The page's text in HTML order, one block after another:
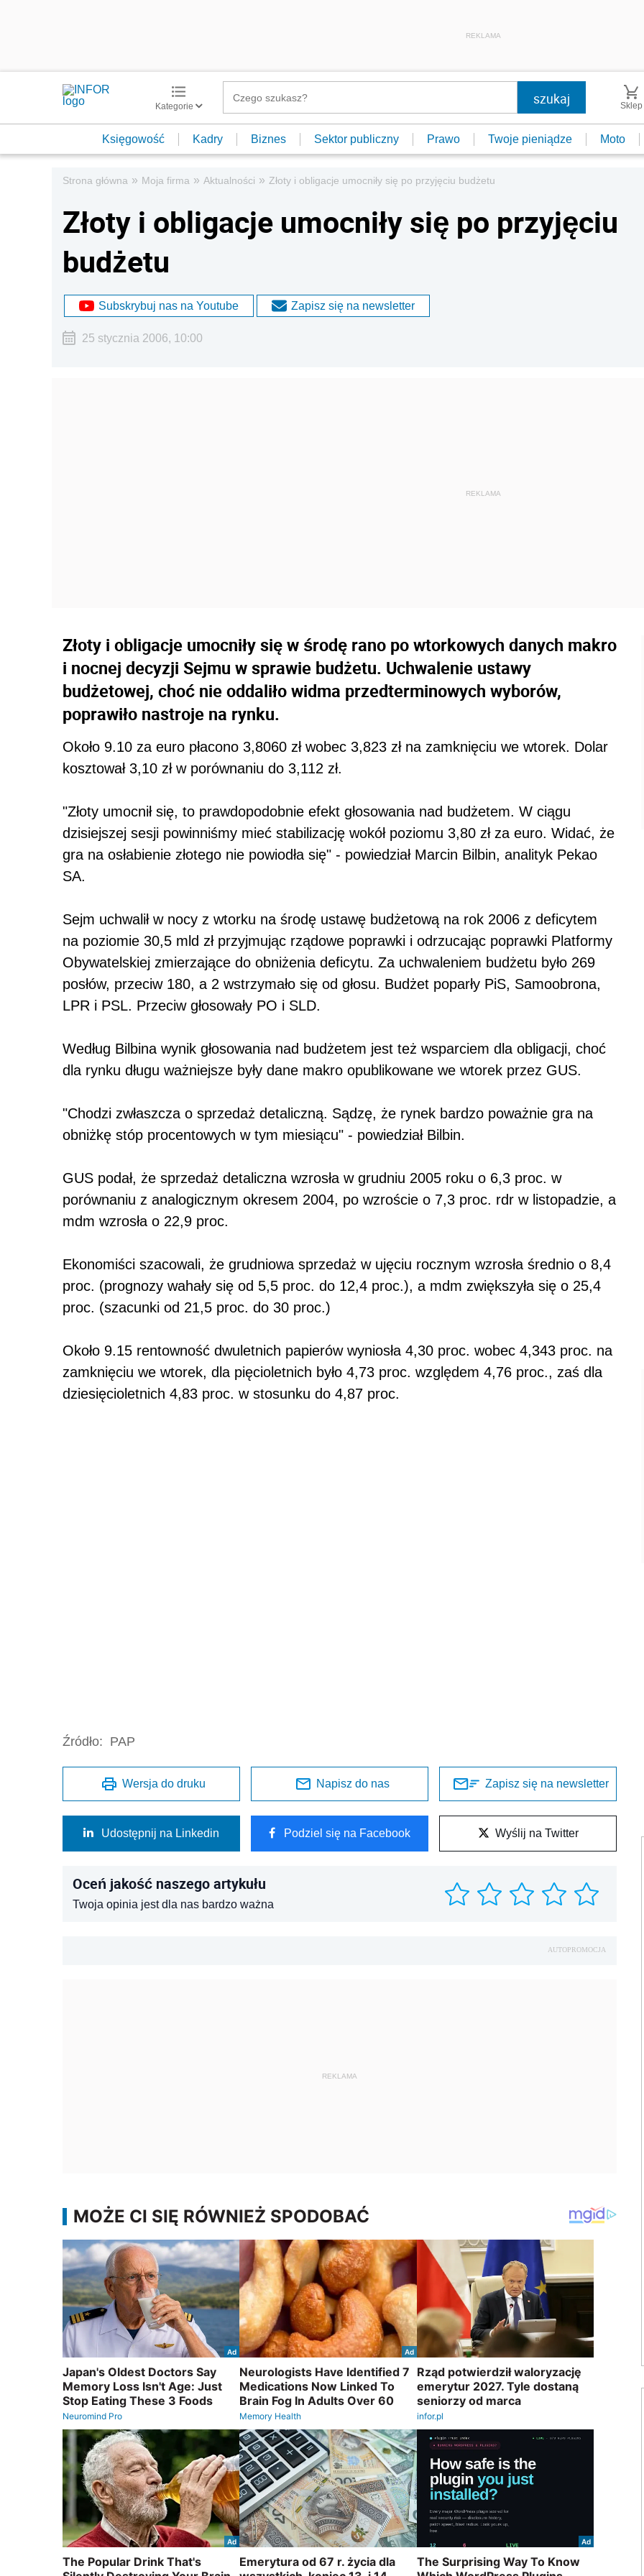
REKLAMA
Kategorie Sklep
Księgowość Kadry Biznes Sektor publiczny Prawo Twoje pieniądze Moto
Strona główna » Moja firma » Aktualności » Złoty i obligacje umocniły się po przyjęciu budżetu
Złoty i obligacje umocniły się po przyjęciu
budżetu
Subskrybuj nas na Youtube Zapisz się na newsletter
25 stycznia 2006, 10:00
Złoty i obligacje umocniły się w środę rano po wtorkowych danych makro
i nocnej decyzji Sejmu w sprawie budżetu. Uchwalenie ustawy
budżetowej, choć nie oddaliło widma przedterminowych wyborów,
poprawiło nastroje na rynku.
Około 9.10 za euro płacono 3,8060 zł wobec 3,823 zł na zamknięciu we wtorek. Dolar
kosztował 3,10 zł w porównaniu do 3,112 zł.
"Złoty umocnił się, to prawdopodobnie efekt głosowania nad budżetem. W ciągu
dzisiejszej sesji powinniśmy mieć stabilizację wokół poziomu 3,80 zł za euro. Widać, że
gra na osłabienie złotego nie powiodła się" - powiedział Marcin Bilbin, analityk Pekao
SA.
Sejm uchwalił w nocy z wtorku na środę ustawę budżetową na rok 2006 z deficytem
na poziomie 30,5 mld zł przyjmując rządowe poprawki i odrzucając poprawki Platformy
Obywatelskiej zmierzające do obniżenia deficytu. Za uchwaleniem budżetu było 269
posłów, przeciw 180, a 2 wstrzymało się od głosu. Budżet poparły PiS, Samoobrona,
LPR i PSL. Przeciw głosowały PO i SLD.
Według Bilbina wynik głosowania nad budżetem jest też wsparciem dla obligacji, choć
dla rynku długu ważniejsze były dane makro opublikowane we wtorek przez GUS.
"Chodzi zwłaszcza o sprzedaż detaliczną. Sądzę, że rynek bardzo poważnie gra na
obniżkę stóp procentowych w tym miesiącu" - powiedział Bilbin.
GUS podał, że sprzedaż detaliczna wzrosła w grudniu 2005 roku o 6,3 proc. w
porównaniu z analogicznym okresem 2004, po wzroście o 7,3 proc. rdr w listopadzie, a
mdm wzrosła o 22,9 proc.
Ekonomiści szacowali, że grudniowa sprzedaż w ujęciu rocznym wzrosła średnio o 8,4
proc. (prognozy wahały się od 5,5 proc. do 12,4 proc.), a mdm zwiększyła się o 25,4
proc. (szacunki od 21,5 proc. do 30 proc.)
Około 9.15 rentowność dwuletnich papierów wyniosła 4,30 proc. wobec 4,343 proc. na
zamknięciu we wtorek, dla pięcioletnich było 4,73 proc. względem 4,76 proc., zaś dla
dziesięcioletnich 4,83 proc. w stosunku do 4,87 proc.
Źródło: PAP
Wersja do druku Napisz do nas Zapisz się na newsletter
Udostępnij na Linkedin Podziel się na Facebook Wyślij na Twitter
Oceń jakość naszego artykułu
Twoja opinia jest dla nas bardzo ważna
AUTOPROMOCJA
REKLAMA